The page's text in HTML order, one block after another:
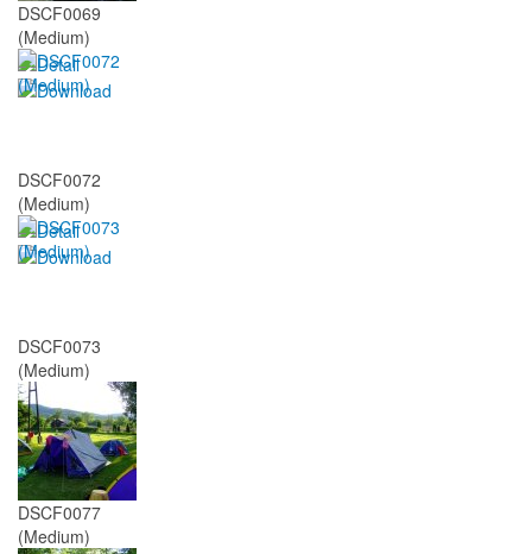
DSCF0069
(Medium)
DSCF0072
(Medium)
DSCF0073
(Medium)
DSCF0077
(Medium)